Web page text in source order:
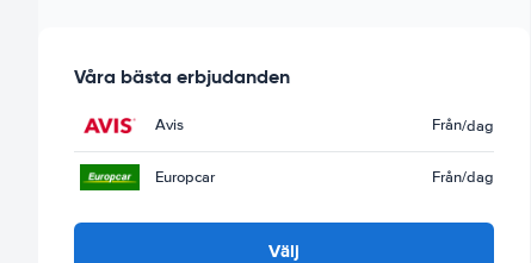
Våra bästa erbjudanden
Avis Från/dag
Europcar Från/dag
Välj